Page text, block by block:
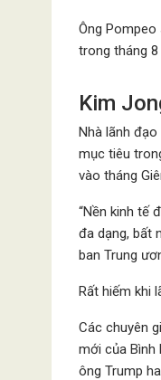
Ông
trong tháng
Kim
Nhà lãnh
mục tiêu
vào tháng
“Nền kinh tế
đa dạng, bất
ban Trung
Rất hiếm khi
Các chuyên
mới của Bình
ông Trump